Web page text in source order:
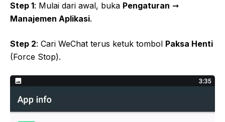
Step 1: Mulai dari awal, buka Pengaturan ➞
Manajemen Aplikasi.
Step 2: Cari WeChat terus ketuk tombol Paksa Henti
(Force Stop).